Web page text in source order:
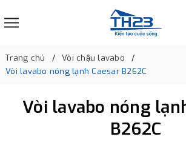
Trang chủ
Vòi chậu lavabo
Vòi lavabo nóng lạnh Caesar B262C
Vòi lavabo nóng
B262C